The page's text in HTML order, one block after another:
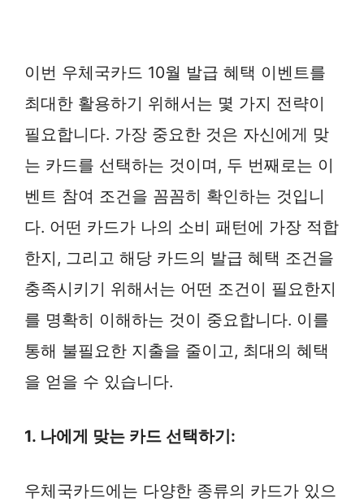
이번 우체국카드 10월 발급 혜택 이벤트를
최대한 활용하기 위해서는 몇 가지 전략이
필요합니다. 가장 중요한 것은 자신에게 맞
는 카드를 선택하는 것이며, 두 번째로는 이
벤트 참여 조건을 꼼꼼히 확인하는 것입니
다. 어떤 카드가 나의 소비 패턴에 가장 적합
한지, 그리고 해당 카드의 발급 혜택 조건을
충족시키기 위해서는 어떤 조건이 필요한지
를 명확히 이해하는 것이 중요합니다. 이를
통해 불필요한 지출을 줄이고, 최대의 혜택
을 얻을 수 있습니다.
1. 나에게 맞는 카드 선택하기:
우체국카드에는 다양한 종류의 카드가 있으